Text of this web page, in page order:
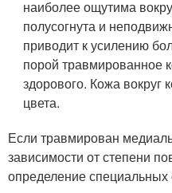
наиболее ощутима
полусогнута и
приводит к усилению
порой травмированное
здорового. Кожа вокруг
цвета.
Если травмирован
зависимости от степени
определение